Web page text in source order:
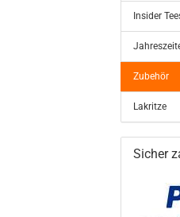
Insider
Zubehör
Lakritze
Sicher